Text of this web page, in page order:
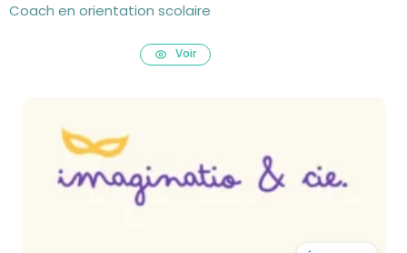
Coach en orientation scolaire
Voir